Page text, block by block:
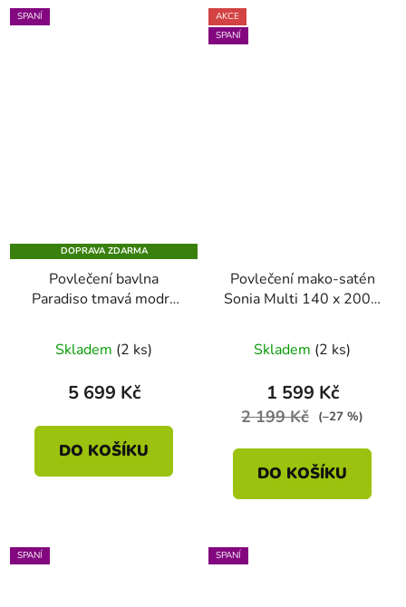
SPANÍ
DOPRAVA ZDARMA
Povlečení bavlna
Paradiso tmavá modrá
- 2x 70 x 90
Skladem (2 ks)
5 699 Kč
DO KOŠÍKU
AKCE
SPANÍ
Povlečení mako-satén
Sonia Multi 140 x 200 -
Skladem (2 ks)
1 599 Kč
2 199 Kč (–27 %)
DO KOŠÍKU
SPANÍ SPANÍ